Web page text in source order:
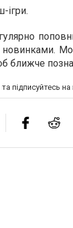
ігри.
ближче
та підписуйтесь